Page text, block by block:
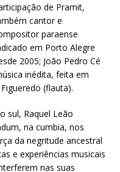
de Pramit,
cantor e
paraense
em Porto Alegre
2005; João Pedro Cé
inédita, feita em
(flauta).
sul, Raquel Leão
na cumbia, nos
da negritude ancestral
e experiências musicais
nas suas